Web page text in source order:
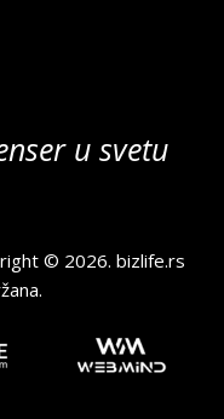
u svetu
© 2026.bizlife.rs